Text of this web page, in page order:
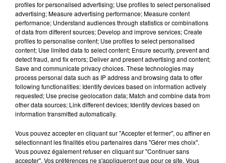
10 juillet 2026
APRÈS LORIENT, C'EST AUX
SABLES-D'OLONNE D'ACCUEILLIR
LE PLUS GRAND...
9 juillet 2026
CANICULE : UNE PLUIE
D'ANNULATIONS POUR LES FEUX
D'ARTIFICE DU...
profiles for personalised advertising; Use profiles to select personalised
advertising; Measure advertising performance; Measure content
performance; Understand audiences through statistics or combinations
of data from different sources; Develop and improve services; Create
profiles to personalise content; Use profiles to select personalised
content; Use limited data to select content; Ensure security, prevent and
detect fraud, and fix errors; Deliver and present advertising and content;
Save and communicate privacy choices. These technologies may
process personal data such as IP address and browsing data to offer
following functionalities: Identify devices based on information actively
requested; Use precise geolocation data; Match and combine data from
other data sources; Link different devices; Identify devices based on
information transmitted automatically.
Vous pouvez accepter en cliquant sur "Accepter et fermer", ou affiner en
sélectionnant les finalités et/ou partenaires dans "Gérer mes choix".
Vous pouvez également refuser en cliquant sur "Continuer sans
accepter". Vos préférences ne s'appliqueront que pour ce site. Vous